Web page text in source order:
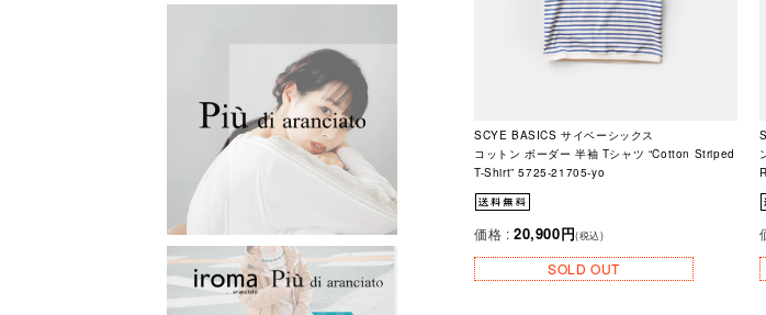
SCYE BASICS サイベーシックス
コットン ボーダー 半袖 Tシャツ “Cotton Striped
T-Shirt” 5725-21705-yo
価格 : 20,900円(税込)
SOLD OUT